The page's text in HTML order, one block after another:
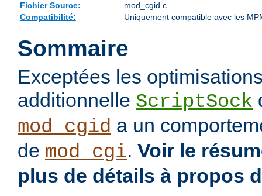
Fichier Source:
mod_cgid.c
Compatibilité:
Uniquement compatible avec les
Sommaire
Exceptées les
additionnelle ScriptSock
mod_cgid a un
de mod_cgi. Voir le
plus de détails à propos